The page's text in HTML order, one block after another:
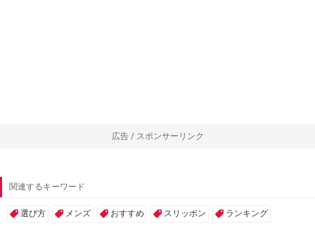
広告 / スポンサーリンク
関連するキーワード
選び方 メンズ おすすめ スリッポン ランキング